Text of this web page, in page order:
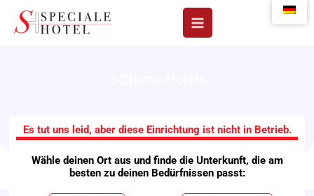
Inhalt
Es tut uns leid, aber diese Einrichtung ist nicht in Betrieb.
Wähle deinen Ort aus und finde die Unterkunft, die am
besten zu deinen Bedürfnissen passt:
Hotel Alibi